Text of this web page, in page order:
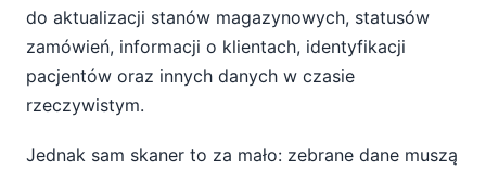
do aktualizacji stanów magazynowych, statusów
zamówień, informacji o klientach, identyfikacji
pacjentów oraz innych danych w czasie
rzeczywistym.
Jednak sam skaner to za mało: zebrane dane muszą